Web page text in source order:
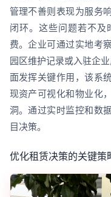
管理不善则表现为服务
闭环。这些问题若不
费。企业可通过实地考
园区维护记录或入驻企
面发挥关键作用，该系
现资产可视化和物业化
洞。通过实时监控和数
目决策。
优化租赁决策的关键策